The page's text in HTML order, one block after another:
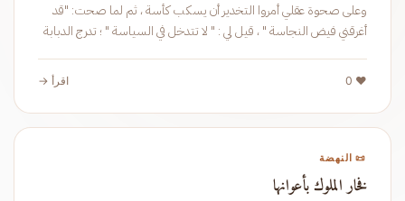
وعلى صحوة عقلي أمروا التخدير أن يسكب كأسة ، ثم لما صحت: "قد
أغرقني فيض النجاسة " ، قيل لي : " لا تتدخل في السياسة " ؛ تدرج الدبابة
❤️ 0 اقرأ →
📜 النهضة
فخار الملوك بأعوانها